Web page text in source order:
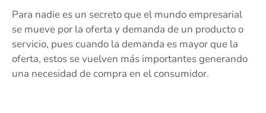
Para nadie es un secreto que el mundo empresarial
se mueve por la oferta y demanda de un producto o
servicio, pues cuando la demanda es mayor que la
oferta, estos se vuelven más importantes generando
una necesidad de compra en el consumidor.